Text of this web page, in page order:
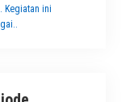
Kegiatan ini